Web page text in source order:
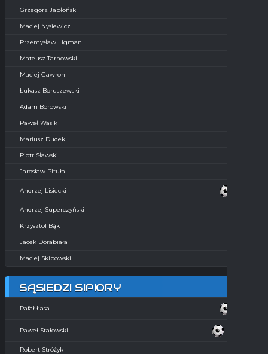
Grzegorz Jabłoński
Maciej Nysiewicz
Przemysław Ligman
Mateusz Tarnowski
Maciej Gawron
Łukasz Boruszewski
Adam Borowski
Paweł Wasik
Mariusz Dudek
Piotr Sławski
Jarosław Pituła
Andrzej Lisiecki
Andrzej Superczyński
Krzysztof Bąk
Jacek Dorabiała
Maciej Skibowski
SĄSIEDZI SIPIORY
Rafał Łasa
Paweł Stałowski
Robert Stróżyk